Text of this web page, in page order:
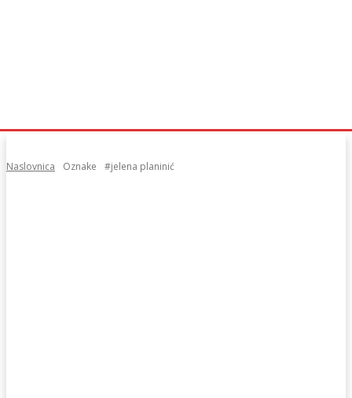
Naslovnica Oznake #jelena planinić